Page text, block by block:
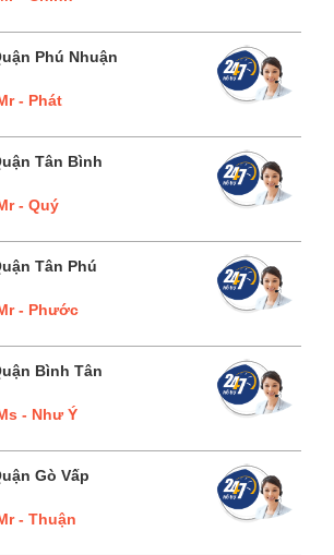
Phú Nhuận
- Phát
Tân Bình
- Quý
Tân Phú
- Phước
Bình Tân
- Như Ý
Gò Vấp
- Thuận